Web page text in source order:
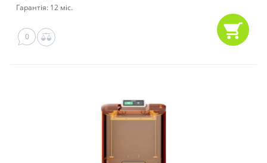
Гарантія: 12 міс.
0